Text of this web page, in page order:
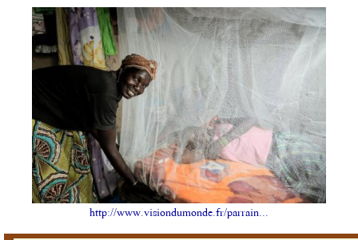
http://www.visiondumonde.fr/parrain...